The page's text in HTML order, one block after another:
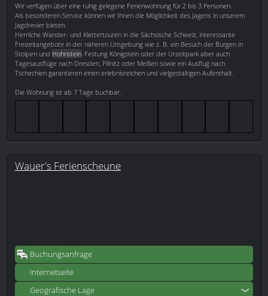
Wir verfügen über eine ruhig gelegene Ferienwohnung für 2 bis 3 Personen.
Als besonderen Service können wir Ihnen die Möglichkeit des Jagens in unserem
Jagdrevier bieten.
Herrliche Wander- und Klettertouren in die Sächsische Schweiz, interessante
Freizeitangebote in der näheren Umgebung wie z. B. ein Besuch der Burgen in
Stolpen und Hohnstein , Festung Königstein oder der Urzeitpark aber auch
Tagesausflüge nach Dresden, Pillnitz oder Meißen sowie ein Ausflug nach
Tschechien garantieren einen erlebnisreichen und vielgestaltigen Aufenthalt.
Die Wohnung ist ab 7 Tage buchbar.
Wauer's Ferienscheune
Buchungsanfrage
Internetseite
Geografische Lage